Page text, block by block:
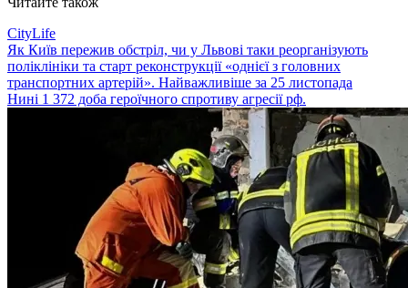
CityLife
Як Київ пережив обстріл, чи у Львові таки реорганізують
поліклініки та старт реконструкції «однієї з головних
транспортних артерій». Найважливіше за 25 листопада
Нині 1 372 доба героїчного спротиву агресії рф.